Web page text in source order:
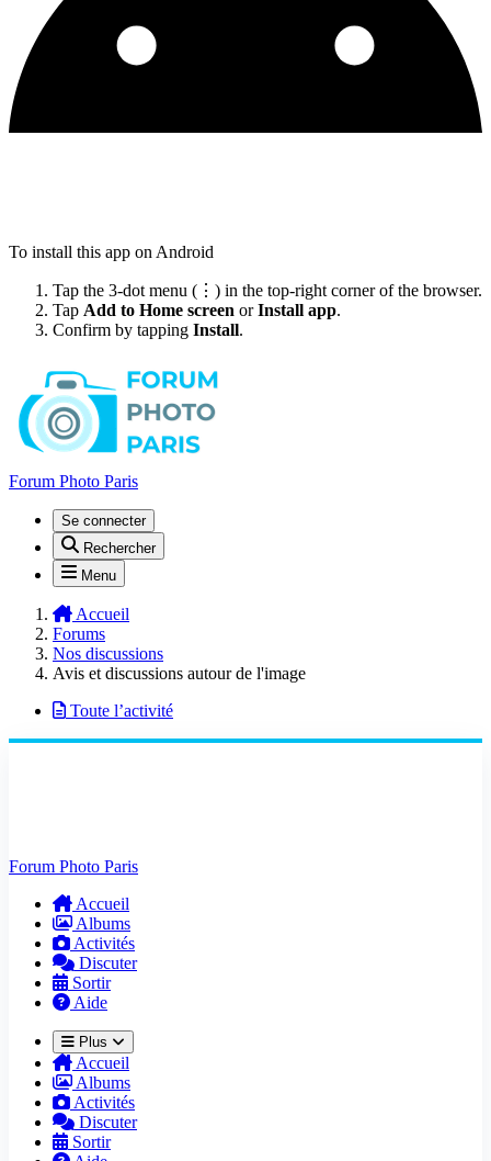
To install this app on Android
Tap the 3-dot menu (⋮) in the top-right corner of the browser.
Tap Add to Home screen orInstall app.
Confirm by tapping Install.
Forum Photo Paris
Se connecter
Rechercher
Menu
Accueil
Forums
Nos discussions
Avis et discussions autour de l'image
Toute l’activité
Forum Photo Paris
Accueil
Albums
Activités
Discuter
Sortir
Aide
Plus
Accueil
Albums
Activités
Discuter
Sortir